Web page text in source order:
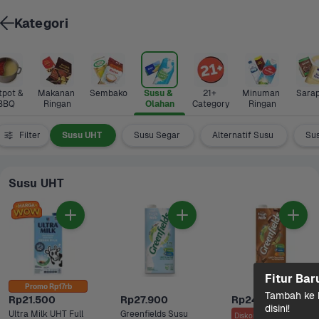
&
Makanan
Ringan
Sembako
Susu &
Olahan
21+
Category
Minuman
Ringan
Filter Susu UHT Susu Segar Alternatif Susu
Susu UHT
Promo Rp17rb
Rp21.500
Ultra Milk UHT Full
Rp27.900
Greenfields Susu
Rp24.500
Diskon s/d 3%
Kategori
Fitur
Tambah ke
disini!